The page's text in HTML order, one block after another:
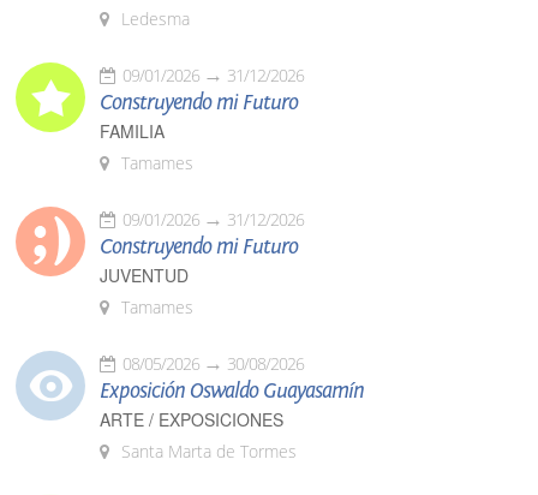
Ledesma
09/01/2026 31/12/2026
Construyendo mi Futuro
FAMILIA
Tamames
09/01/2026 31/12/2026
Construyendo mi Futuro
JUVENTUD
Tamames
08/05/2026 30/08/2026
Exposición Oswaldo Guayasamín
ARTE / EXPOSICIONES
Santa Marta de Tormes